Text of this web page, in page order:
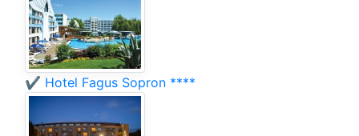
✔️ Hotel Fagus Sopron ****